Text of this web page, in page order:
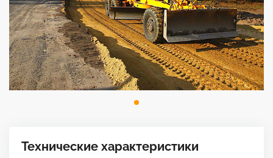
Технические характеристики